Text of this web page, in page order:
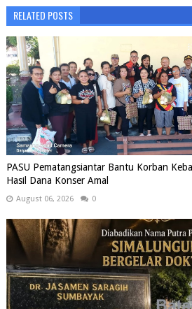
RELATED POSTS
PASU Pematangsiantar Bantu Korban
Hasil Dana Konser Amal
August 06, 2026 0